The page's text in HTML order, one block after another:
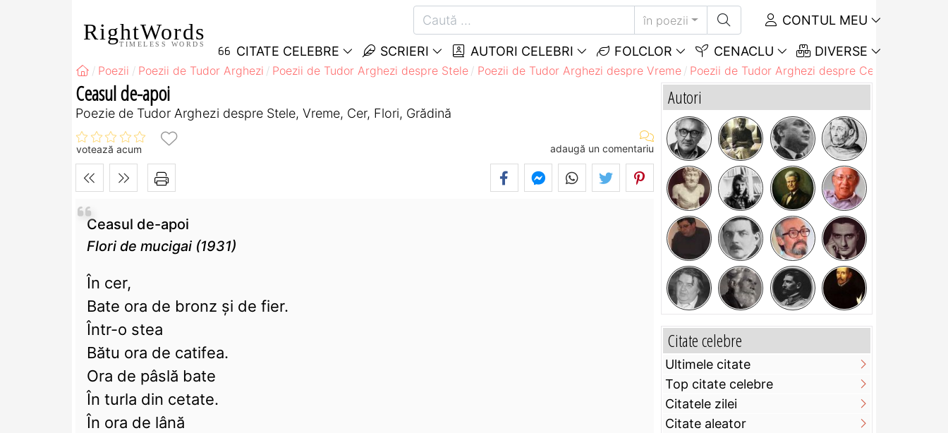
RightWords
TIMELESS WORDS
în poezii CONTUL MEU
CITATE CELEBRE SCRIERI AUTORI CELEBRI FOLCLOR CENACLU DIVERSE
Poezii Poezii de Tudor Arghezi Poezii de Tudor Arghezi despre Stele Poezii de Tudor Arghezi despre Vreme Poezii de Tudor Arghezi despre Cer
Ceasul de-apoi
Poezie de Tudor Arghezi despre Stele, Vreme, Cer, Flori, Grădină
votează acum adaugă un comentariu
Ceasul de-apoi
Flori de mucigai (1931)
În cer,
Bate ora de bronz şi de fier.
Într-o stea
Bătu ora de catifea.
Ora de pâslă bate
În turla din cetate.
În ora de lână
Autori
Citate celebre
Ultimele citate
Top citate celebre
Citatele zilei
Citate aleator